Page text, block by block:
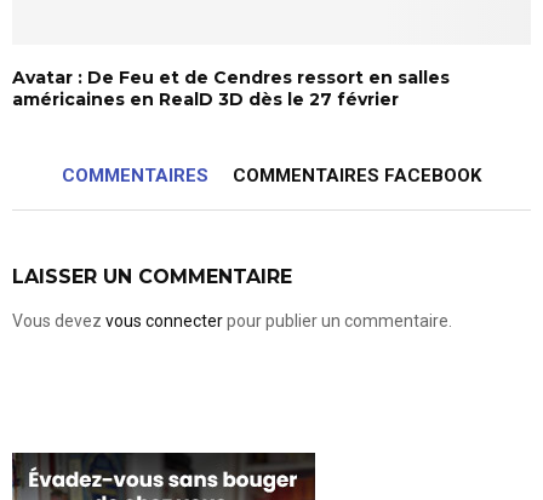
Avatar : De Feu et de Cendres ressort en salles
américaines en RealD 3D dès le 27 février
COMMENTAIRES COMMENTAIRES FACEBOOK
LAISSER UN COMMENTAIRE
Vous devez vous connecterpour publier un commentaire.